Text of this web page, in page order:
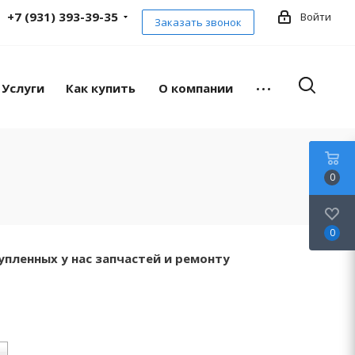
Войти
+7 (931) 393-39-35 Заказать звонок
Услуги Как купить О компании
у нас запчастей и ремонту
0
0